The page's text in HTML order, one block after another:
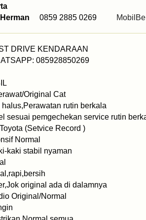
Herman 0859 2885 0269
DRIVE KENDARAAN
085928850269
Original Cat
rutin berkala
sesuai pemgechekan service rutin
(Setvice Record )
Normal
kaki stabil nyaman
original ada di dalamnya
Original/Normal